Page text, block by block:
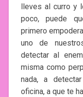
lleves al curro y
poco, puede
primero
uno de
detectar al
misma como
nada, a
oficina, a que te